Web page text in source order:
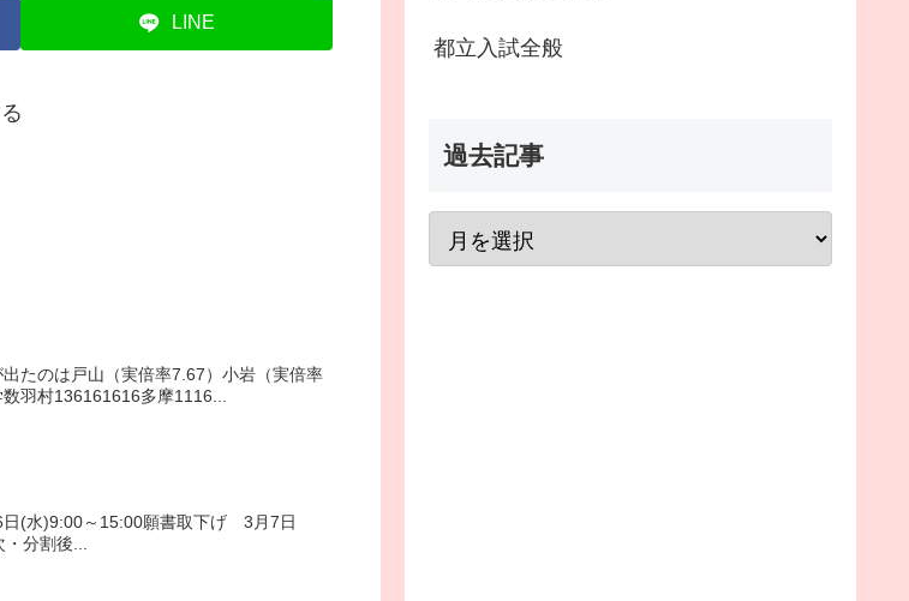
LINE
たのは戸山（実倍率7.67）小岩（実倍率
羽村136161616多摩1116...
(水)9:00～15:00願書取下げ 3月7日
分割後...
都立入試全般
過去記事